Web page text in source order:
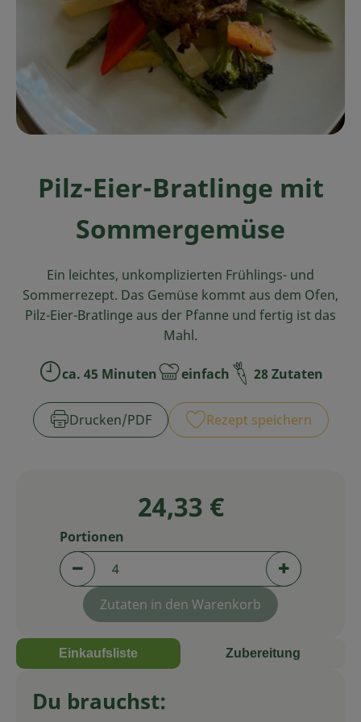
Obst & Gemüse
Kühltheke
Backwaren
Getränke
Drogerie
So geht's
Über uns
Blog & Aktuelles
Pilz-Eier-Bratlinge mit
Sommergemüse
Ein leichtes, unkomplizierten Frühlings- und
Sommerrezept. Das Gemüse kommt aus dem Ofen,
Pilz-Eier-Bratlinge aus der Pfanne und fertig ist das
Mahl.
Zubreitungszeit:
ca. 45 Minuten Schwierigkeit:
einfach 28 Zutaten
Drucken​/​PDF Rezept speichern
24,33 €
Portionen verringern (aktuell 4 Portionen
Portionen
Portionen
Zutaten in den Warenkorb
Einkaufsliste Zubereitung
Du brauchst: